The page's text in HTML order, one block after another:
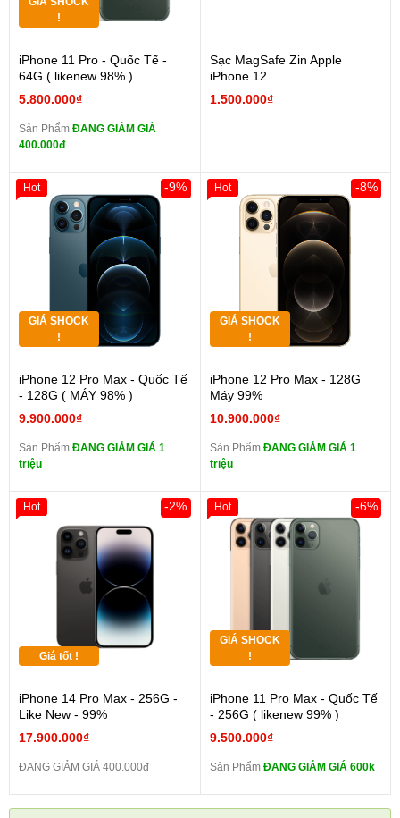
!
iPhone 11 Pro - Quốc Tế -
64G ( likenew 98% )
5.800.000₫
Sản Phẩm ĐANG GIẢM GIÁ
400.000đ
Sạc MagSafe Zin Apple
iPhone 12
1.500.000₫
GIÁ SHOCK
!
iPhone 12 Pro Max - Quốc Tế
- 128G ( MÁY 98% )
9.900.000₫
-9%
Sản Phẩm ĐANG GIẢM GIÁ 1
triệu
Hot
GIÁ SHOCK
!
iPhone 12 Pro Max - 128G
Máy 99%
10.900.000₫
-8%
Sản Phẩm ĐANG GIẢM GIÁ 1
triệu
Hot
Giá tốt !
iPhone 14 Pro Max - 256G -
Like New - 99%
17.900.000₫
-2%
ĐANG GIẢM GIÁ 400.000đ
Hot
GIÁ SHOCK
!
iPhone 11 Pro Max - Quốc Tế
- 256G ( likenew 99% )
9.500.000₫
-6%
Sản Phẩm ĐANG GIẢM GIÁ 600k
Hot